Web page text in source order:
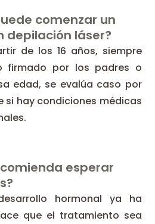
comenzar un
depilación láser?
de los 16 años, siempre
firmado por los padres o
edad, se evalúa caso por
si hay condiciones médicas
esperar
hormonal ya ha
que el tratamiento sea